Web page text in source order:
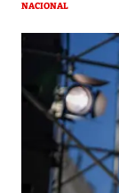
NACIONAL